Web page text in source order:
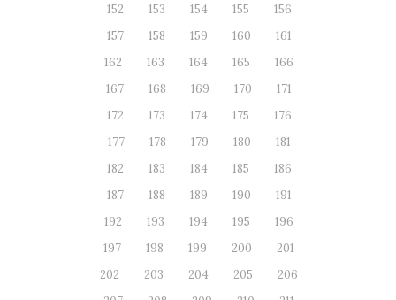
152
153 154 155
156
157
158 159 160
161
162
163 164 165
166
167
168 169 170
171
172
173 174 175
176
177
178 179 180
181
182
183 184 185
186
187
188 189 190
191
192
193 194 195
196
197
198 199 200
201
202
203 204 205
206